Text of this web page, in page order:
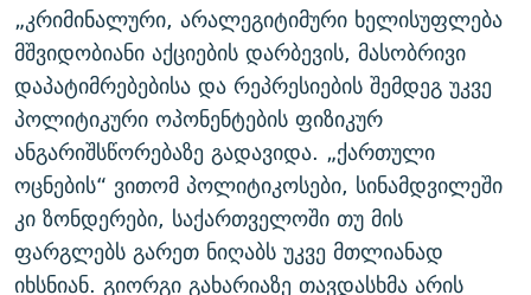
„კრიმინალური, არალეგიტიმური ხელისუფლება
მშვიდობიანი აქციების დარბევის, მასობრივი
დაპატიმრებებისა და რეპრესიების შემდეგ უკვე
პოლიტიკური ოპონენტების ფიზიკურ
ანგარიშსწორებაზე გადავიდა. „ქართული
ოცნების“ ვითომ პოლიტიკოსები, სინამდვილეში
კი ზონდერები, საქართველოში თუ მის
ფარგლებს გარეთ ნიღაბს უკვე მთლიანად
იხსნიან. გიორგი გახარიაზე თავდასხმა არის